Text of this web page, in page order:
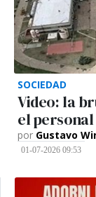
SOCIEDAD
Video: la
el personal
por Gustavo
01-07-2026 09:53